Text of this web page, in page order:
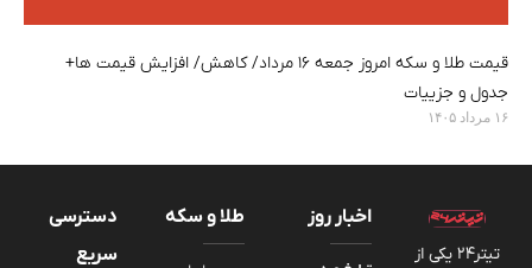
قیمت طلا و سکه امروز جمعه ۱۶ مرداد/ کاهش/ افزایش قیمت ها+
جدول و جزییات
۱۶ مرداد ۱۴۰۵
تیتر24 یکی از
اخبار روز طلا و سکه
دسترسی
سریع